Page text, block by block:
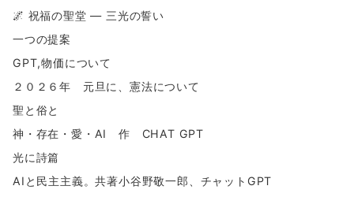
🌌 祝福の聖堂 ― 三光の誓い
一つの提案
GPT,物価について
２０２６年 元旦に、憲法について
聖と俗と
神・存在・愛・AI 作 CHAT GPT
光に詩篇
AIと民主主義。共著小谷野敬一郎、チャットGPT